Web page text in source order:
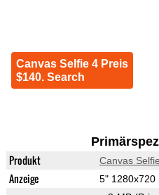
Canvas Selfie 4 Preis
$140. Search
Produkt Canvas
Anzeige 5" 1280x720